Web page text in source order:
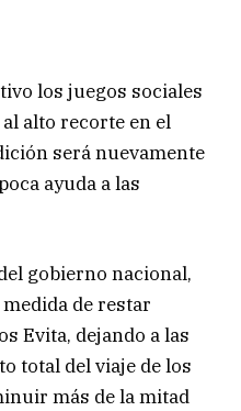
los juegos sociales
alto recorte en el
será nuevamente
ayuda a las
gobierno nacional,
de restar
Evita, dejando a las
total del viaje de los
más de la mitad